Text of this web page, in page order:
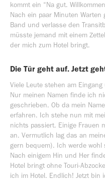
kommt ein “Na gut.
Nach ein paar Minuten
Band und verlasse den
müsste jemand mit einem
der mich zum Hotel bringt.
Die Tür geht auf. Jetzt
Viele Leute stehen am
Nur meinen Namen finde ich
geschrieben. Ob da mein
erfahren. Ich stehe nun mit
nichts passiert. Einige Frauen
an. Vermutlich lag das an
gern bequem). Ich werde wohl
Nach einigem Hin und Her
Hotel bringt ohne Touri-
ich im Hotel. Endlich! Jetzt bin